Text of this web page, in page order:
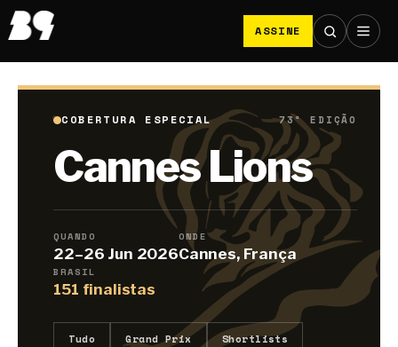
ASSINE
COBERTURA ESPECIAL 73ª EDIÇÃO
Cannes Lions
QUANDO
22–26 Jun 2026
ONDE
Cannes, França
BRASIL
151 finalistas
Tudo Grand Prix Shortlists